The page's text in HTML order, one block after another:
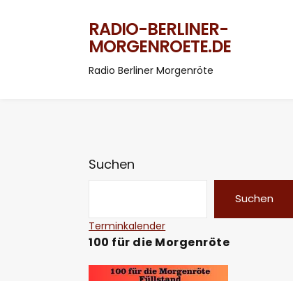
RADIO-BERLINER-
MORGENROETE.DE
Radio Berliner Morgenröte
Suchen
Suchen
Terminkalender
100 für die Morgenröte